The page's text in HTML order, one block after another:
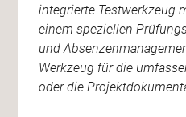
integrierte Testwerkzeug
einem speziellen
und
Werkzeug für die
oder die